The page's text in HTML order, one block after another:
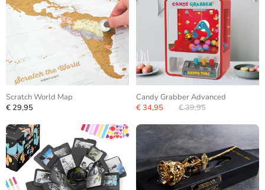
Scratch World Map
€ 29,95
Candy Grabber Advanced
€ 34,95
€ 39,95